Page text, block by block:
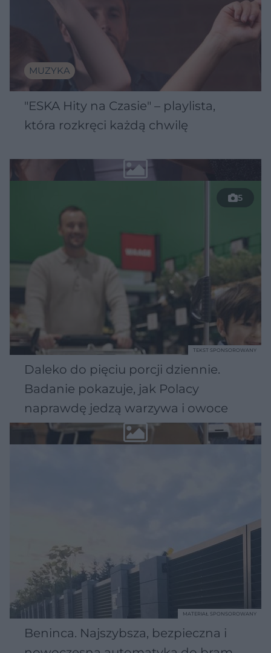
MUZYKA
"ESKA Hity na Czasie" – playlista,
która rozkręci każdą chwilę
5
Daleko do pięciu porcji dziennie.
Badanie pokazuje, jak Polacy
naprawdę jedzą warzywa i owoce
TEKST SPONSOROWANY
Beninca. Najszybsza, bezpieczna i
MATERIAŁ SPONSOROWANY